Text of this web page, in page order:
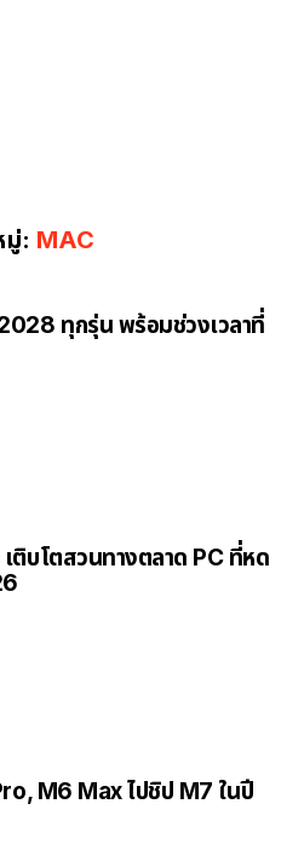
มู่: MAC
ทุกรุ่น พร้อมช่วงเวลาที่
ติบโตสวนทางตลาด PC ที่หด
M6 Max ไปชิป M7 ในปี